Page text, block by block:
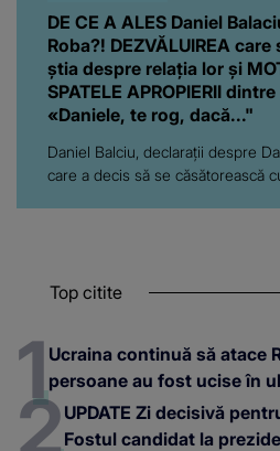
DE CE A ALES Daniel
Roba?! DEZVĂLUIREA
știa despre relația lor și
SPATELE APROPIERII
«Daniele, te rog, dacă..."
Daniel Balciu, declarații despre
care a decis să se căsătorească
Top citite
Ucraina continuă să atace
persoane au fost ucise în
UPDATE Zi decisivă
Fostul candidat la